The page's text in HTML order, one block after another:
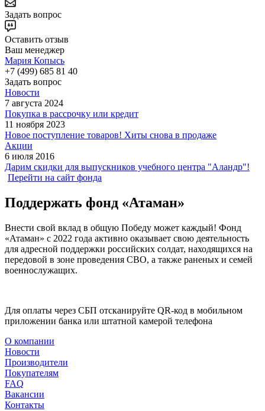
Задать вопрос
Оставить отзыв
Ваш менеджер
Мария Копысь
+7 (499) 685 81 40
Задать вопрос
Новости
7 августа 2024
Покупка в рассрочку или кредит
11 ноября 2023
Новое поступление товаров! Хиты снова в продаже
Акции
6 июля 2016
Дарим скидки для выпускников учебного центра "Аландр"!
Перейти на сайт фонда
Поддержать фонд «Атаман»
Внести свой вклад в общую Победу может каждый! Фонд
«Атаман» с 2022 года активно оказывает свою деятельность
для адресной поддержки российских солдат, находящихся на
передовой в зоне проведения СВО, а также раненых и семей
военнослужащих.
Для оплаты через СБП отсканируйте QR-код в мобильном
приложении банка или штатной камерой телефона
О компании
Новости
Производители
Покупателям
FAQ
Вакансии
Контакты